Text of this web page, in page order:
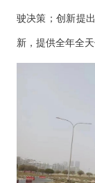
驶决策；创新提
新，提供全年全